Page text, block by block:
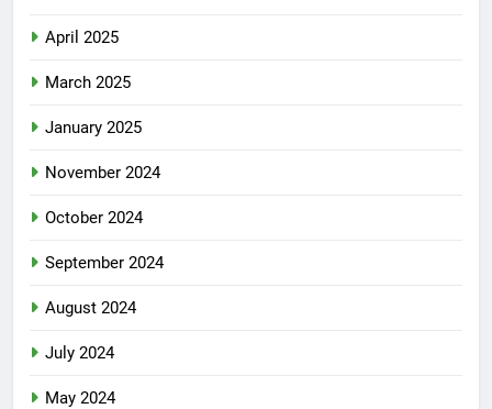
April 2025
March 2025
January 2025
November 2024
October 2024
September 2024
August 2024
July 2024
May 2024